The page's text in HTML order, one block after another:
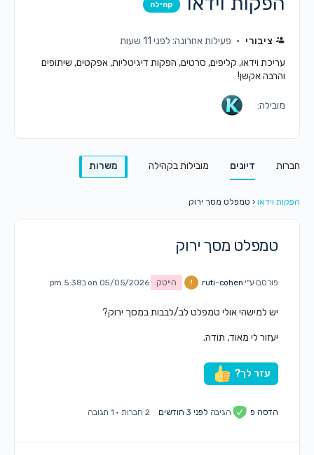
קהילה
ציבורי
פעילות אחרונה: לפני 11 שעות
עריכת וידאו, קליפים, סרטים, הפקות דיגיטליות, אפקטים, שיתופים
והרבה אקשן!
מובילה:
חברות דיונים מובילות בקהילה משרות
הפקות וידאו ‹ טמפלט מסך ירוק
טמפלט מסך ירוק
פורסם ע"י ruti-cohen הייטק on 05/05/2026 ב5:38 pm
יש למישהי אולי טמפלט לב/לבבות במסך ירוק?
יעזור לי מאוד, תודה.
עזר לך?
הדסה פ הגיבה לפני 3 חודשים 2 חברות · 1 תגובה